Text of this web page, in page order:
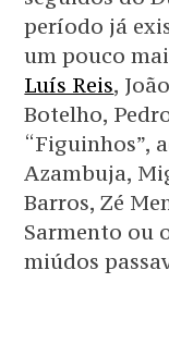
período já
um pouco
Luís Reis,
Botelho,
“Figuinhos”,
Azambuja,
Barros, Zé
Sarmento ou
miúdos